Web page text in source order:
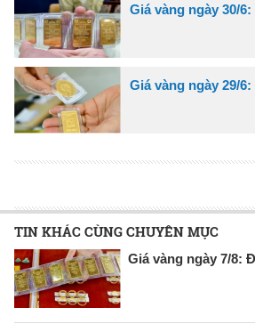
Giá vàng ngày 30/
Giá vàng ngày 29/
TIN KHÁC CÙNG CHUYÊN MỤC
Giá vàng ngày 7/8: